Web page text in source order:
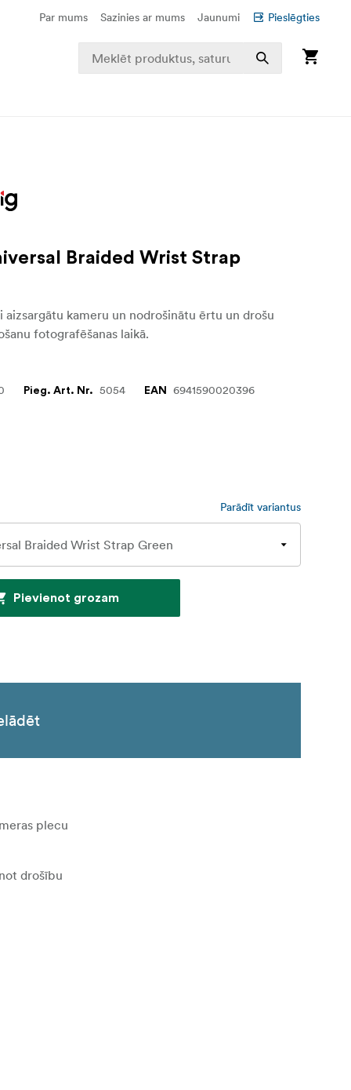
Par mums Sazinies ar mums Jaunumi Pieslēgties
Braided Wrist Strap
aizsargātu kameru un nodrošinātu ērtu un drošu
fotografēšanas laikā.
Pieg. Art. Nr. 5054 EAN 6941590020396
Parādīt variantus
Pievienot grozam
plecu
drošību